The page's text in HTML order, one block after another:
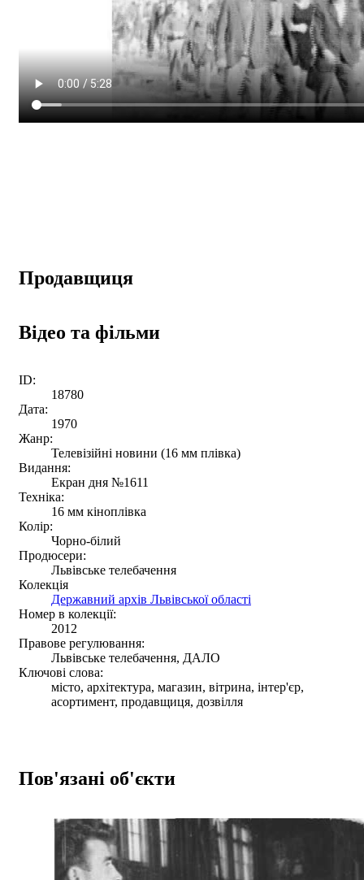
Продавщиця
Відео та фільми
ID:
18780
Дата:
1970
Жанр:
Телевізійні новини (16 мм плівка)
Видання:
Екран дня №1611
Техніка:
16 мм кіноплівка
Колір:
Чорно-білий
Продюсери:
Львівське телебачення
Колекція
Державний архів Львівської області
Номер в колекції:
2012
Правове регулювання:
Львівське телебачення, ДАЛО
Ключові слова:
місто, архітектура, магазин, вітрина, інтер'єр,
асортимент, продавщиця, дозвілля
Пов'язані об'єкти